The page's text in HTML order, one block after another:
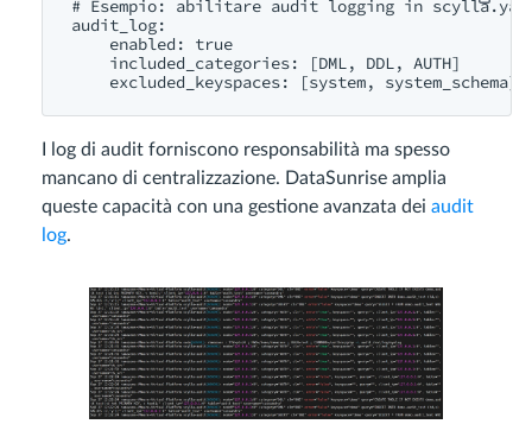
# Esempio: abilitare audit logging in
audit_log:
    enabled: true
    included_categories: [DML, DDL, AUTH]
I log di audit forniscono responsabilità ma spesso
mancano di centralizzazione. DataSunrise amplia
queste capacità con una gestione avanzata dei audit
log.